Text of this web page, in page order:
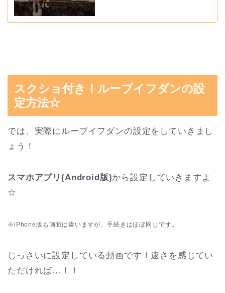
スクショ付き！ループイフダンの設
定方法☆
では、実際にループイフダンの設定をしていきまし
ょう！
スマホアプリ(Android版)から設定していきますよ
☆
※iPhone版も画面は違いますが、手続きはほぼ同じです。
じっさいに設定している動画です！速さを感じてい
ただければ…！！